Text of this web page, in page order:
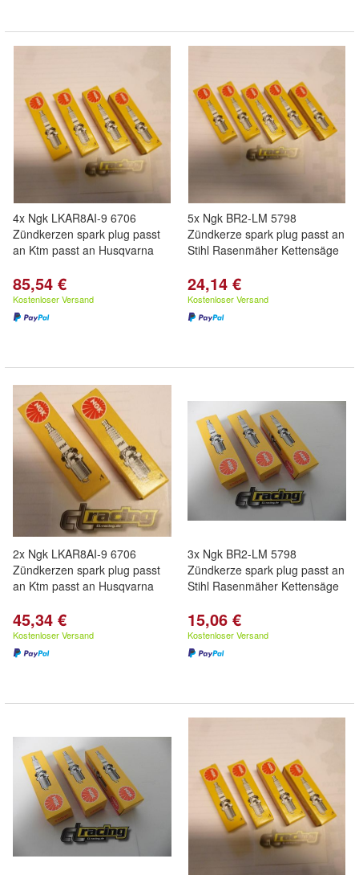
4x Ngk LKAR8AI-9 6706
Zündkerzen spark plug passt
an Ktm passt an Husqvarna
85,54 €
Kostenloser Versand
5x Ngk BR2-LM 5798
Zündkerze spark plug passt an
Stihl Rasenmäher Kettensäge
24,14 €
Kostenloser Versand
2x Ngk LKAR8AI-9 6706
Zündkerzen spark plug passt
an Ktm passt an Husqvarna
45,34 €
Kostenloser Versand
3x Ngk BR2-LM 5798
Zündkerze spark plug passt an
Stihl Rasenmäher Kettensäge
15,06 €
Kostenloser Versand